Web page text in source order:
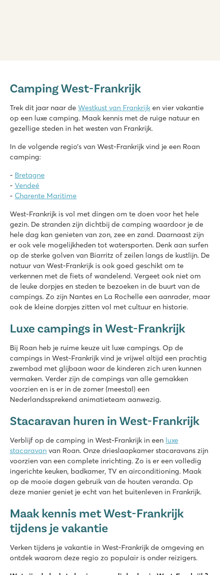
Frankrijk - Noord-Frankrijk - Bretagne - Dol de Bretagne
★
★
Geweldig binnen en buitenzwembad én groot meer
Veel sportfaciliteiten en leuke animatie
Eigen 18 holes golfbaan
Le Domaine du Clarys
Le Domaine du Clarys
Frankrijk - Midden-Frankrijk - Vendée - Saint Jean de Monts
★ ★ ★
Gaaf zwembad met toffe glijbanen en spacebowl!
Korte wandeling naar het mooie zandstrand
Uitgebreid animatieprogramma
La Pinède
La Pinède
Frankrijk - Midden-Frankrijk - Charente Maritime - Les Mathes
★ ★ ★ ★
Volop animatie en lunapark naast de camping
La Grande Métairie
La Grande Métairie
Frankrijk - Noord-Frankrijk - Bretagne - Carnac
★ ★ ★ ★
Zwemparadijs met binnenbad en lazy river
Zeilschool in de buurt
Le Domaine de Beaulieu
Le Domaine de Beaulieu
Frankrijk - Midden-Frankrijk - Vendée - Saint Gilles Croix de Vie
★ ★ ★
Verwarmd zwembad met glijbanen en apart kinderbad
Vermaak in de miniclub en tijdens disco avonden
Les Chardons Bleus de la Turballe
Camping West-Frankrijk
Trek dit jaar naar de Westkust van Frankrijk en vier vakantie
op een luxe camping. Maak kennis met de ruige natuur en
gezellige steden in het westen van Frankrijk.
In de volgende regio’s van West-Frankrijk vind je een Roan
camping:
- Bretagne
- Vendeé
- Charente Maritime
West-Frankrijk is vol met dingen om te doen voor het hele
gezin. De stranden zijn dichtbij de camping waardoor je de
hele dag kan genieten van zon, zee en zand. Daarnaast zijn
er ook vele mogelijkheden tot watersporten. Denk aan surfen
op de sterke golven van Biarritz of zeilen langs de kustlijn. De
natuur van West-Frankrijk is ook goed geschikt om te
verkennen met de fiets of wandelend. Vergeet ook niet om
de leuke dorpjes en steden te bezoeken in de buurt van de
campings. Zo zijn Nantes en La Rochelle een aanrader, maar
ook de kleine dorpjes zitten vol met cultuur en historie.
Luxe campings in West-Frankrijk
Bij Roan heb je ruime keuze uit luxe campings. Op de
campings in West-Frankrijk vind je vrijwel altijd een prachtig
zwembad met glijbaan waar de kinderen zich uren kunnen
vermaken. Verder zijn de campings van alle gemakken
voorzien en is er in de zomer (meestal) een
Nederlandssprekend animatieteam aanwezig.
Stacaravan huren in West-Frankrijk
Verblijf op de camping in West-Frankrijk in een luxe
stacaravan van Roan. Onze drieslaapkamer stacaravans zijn
voorzien van een complete inrichting. Zo is er een volledig
ingerichte keuken, badkamer, TV en airconditioning. Maak
op de mooie dagen gebruik van de houten veranda. Op
deze manier geniet je echt van het buitenleven in Frankrijk.
Maak kennis met West-Frankrijk
tijdens je vakantie
Verken tijdens je vakantie in West-Frankrijk de omgeving en
ontdek waarom deze regio zo populair is onder reizigers.